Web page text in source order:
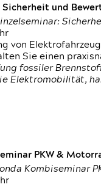
Sicherheit und
von
Sie einen
fossiler
Elektromobilität,
PKW &
Kombiseminar